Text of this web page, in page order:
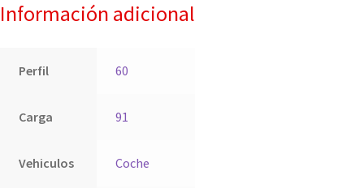
Información adicional
Perfil 60
Carga 91
Vehiculos Coche